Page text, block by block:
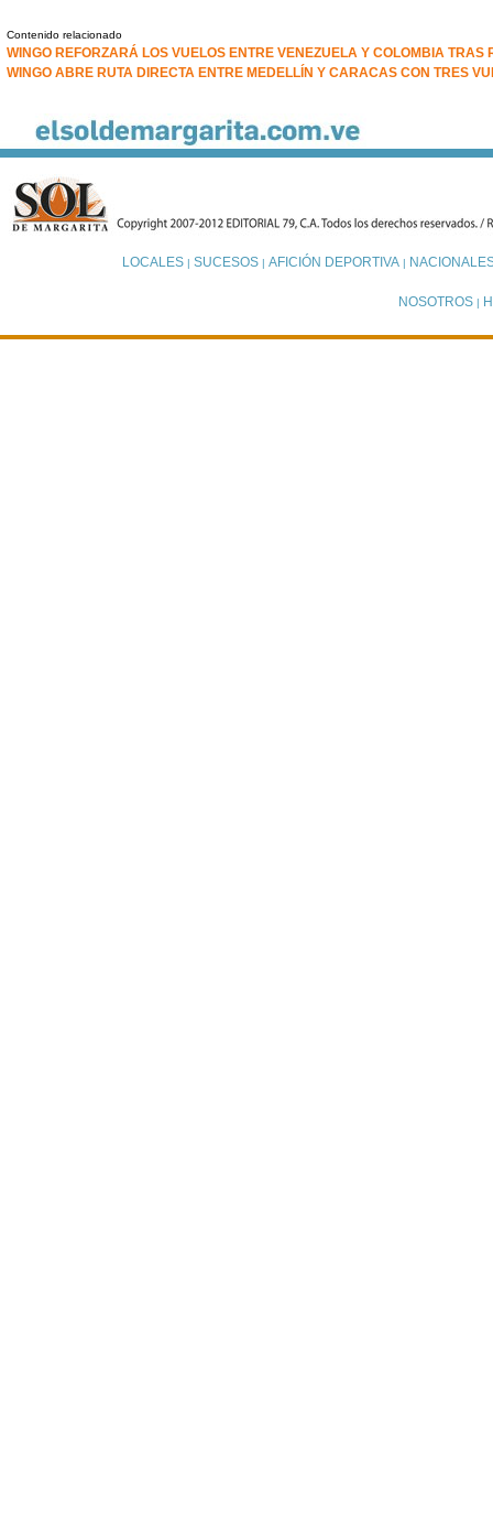
Contenido relacionado
WINGO REFORZARÁ LOS VUELOS ENTRE VENEZUELA Y COLOMBIA
WINGO ABRE RUTA DIRECTA ENTRE MEDELLÍN Y CARACAS CON TRES
LOCALES| SUCESOS| AFICIÓN DEPORTIVA|
NOSOTROS |